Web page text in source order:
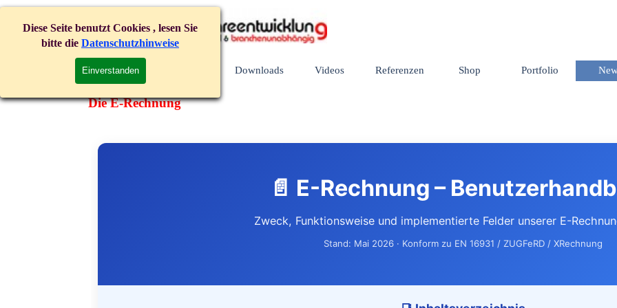
Diese Seite benutzt Cookies , lesen Sie
bitte die Datenschutzhinweise
Einverstanden
Direkt zum Seiteninhalt
+49 (0) 6205 - 104833
Menü überspringen
Start ▼
Downloads ▼
Videos Referenzen Shop ▼
Portfolio ▼
Die E-Rechnung
📄 E-Rechnung –
Zweck, Funktionsweise und implementierte Felder unserer E-
Stand: Mai 2026 · Konform zu EN 16931 / ZUGFeRD / XRechnung